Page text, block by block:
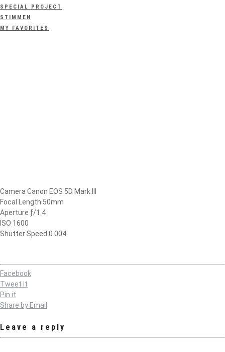
SPECIAL PROJECT
STIMMEN
MY FAVORITES
Camera Canon EOS 5D Mark III
Focal Length 50mm
Aperture ƒ/1.4
ISO 1600
Shutter Speed 0.004
Facebook
Tweet it
Pin it
Share by Email
Leave a reply